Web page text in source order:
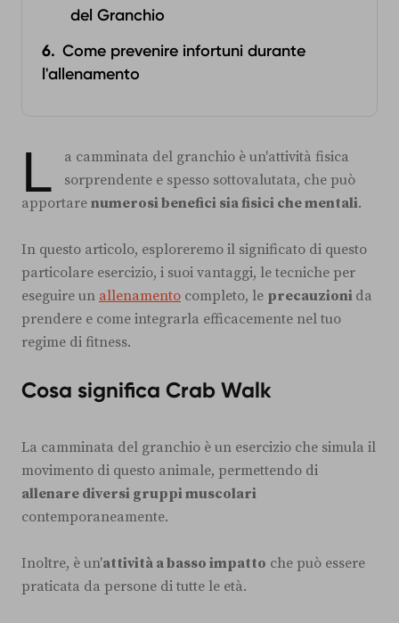
del Granchio‍
Come prevenire infortuni durante
l'allenamento‍
L
a camminata del granchio è un'attività fisica
sorprendente e spesso sottovalutata, che può
apportare numerosi benefici sia fisici che mentali.
In questo articolo, esploreremo il significato di questo
particolare esercizio, i suoi vantaggi, le tecniche per
eseguire un allenamento completo, le precauzioni da
prendere e come integrarla efficacemente nel tuo
regime di fitness.
Cosa significa Crab Walk
La camminata del granchio è un esercizio che simula il
movimento di questo animale, permettendo di
allenare diversi gruppi muscolari
contemporaneamente.
Inoltre, è un'attività a basso impatto che può essere
praticata da persone di tutte le età.